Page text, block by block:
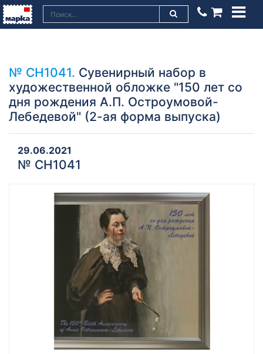
№ СН1041. Сувенирный набор в
художественной обложке "150 лет со
дня рождения А.П. Остроумовой-
Лебедевой" (2-ая форма выпуска)
29.06.2021
№ СН1041